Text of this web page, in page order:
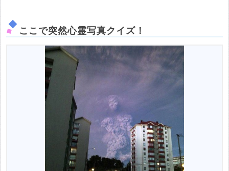
ここで突然心霊写真クイズ！